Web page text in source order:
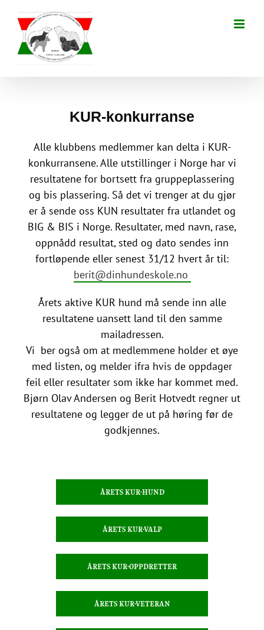
content
KUR-konkurranse
Alle klubbens medlemmer kan delta i KUR-
konkurransene. Alle utstillinger i Norge har vi
resultatene for bortsett fra gruppeplassering
og bis plassering. Så det vi trenger at du gjør
er å sende oss KUN resultater fra utlandet og
BIG & BIS i Norge. Resultater, med navn, rase,
oppnådd resultat, sted og dato sendes inn
fortløpende eller senest 31/12 hvert år til:
berit@dinhundeskole.no
Årets aktive KUR hund må sende inn alle
resultatene uansett land til den samme
mailadressen.
Vi ber også om at medlemmene holder et øye
med listen, og melder ifra hvis de oppdager
feil eller resultater som ikke har kommet med.
Bjørn Olav Andersen og Berit Hotvedt regner ut
resultatene og legger de ut på høring før de
godkjennes.
ÅRETS KUR-HUND
ÅRETS KUR-VALP
ÅRETS KUR-OPPDRETTER
ÅRETS KUR-VETERAN